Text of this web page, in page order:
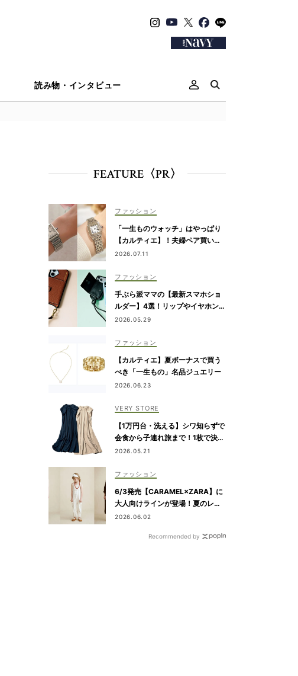
読み物・インタビュー
FEATURE〈PR〉
ファッション
「一生ものウォッチ」はやっぱり
【カルティエ】！夫婦ペア買い
も。ママたちがリアルに選んだモ
2026.07.11
ファッション
手ぶら派ママの【最新スマホショ
ルダー】4選！リップやイヤホンが
入るタイプも
2026.05.29
ファッション
【カルティエ】夏ボーナスで買う
べき「一生もの」名品ジュエリー
2026.06.23
VERY STORE
【1万円台・洗える】シワ知らずで
会食から子連れ旅まで！1枚で決ま
る『リボンワンピース』
2026.05.21
ファッション
6/3発売【CARAMEL×ZARA】に
大人向けラインが登場！夏のレジ
ャー・旅行にもおすすめ
2026.06.02
Recommended by